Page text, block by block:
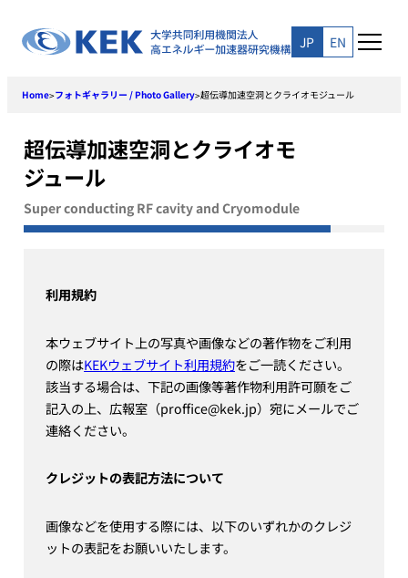
content
JP EN
Home>フォトギャラリー / Photo Gallery>超伝導加速空洞とクライオモジュール
超伝導加速空洞とクライオモ
ジュール
Super conducting RF cavity and Cryomodule
利用規約
本ウェブサイト上の写真や画像などの著作物をご利用
の際はKEKウェブサイト利用規約をご一読ください。
該当する場合は、下記の画像等著作物利用許可願をご
記入の上、広報室（proffice@kek.jp）宛にメールでご
連絡ください。
クレジットの表記方法について
画像などを使用する際には、以下のいずれかのクレジ
ットの表記をお願いいたします。